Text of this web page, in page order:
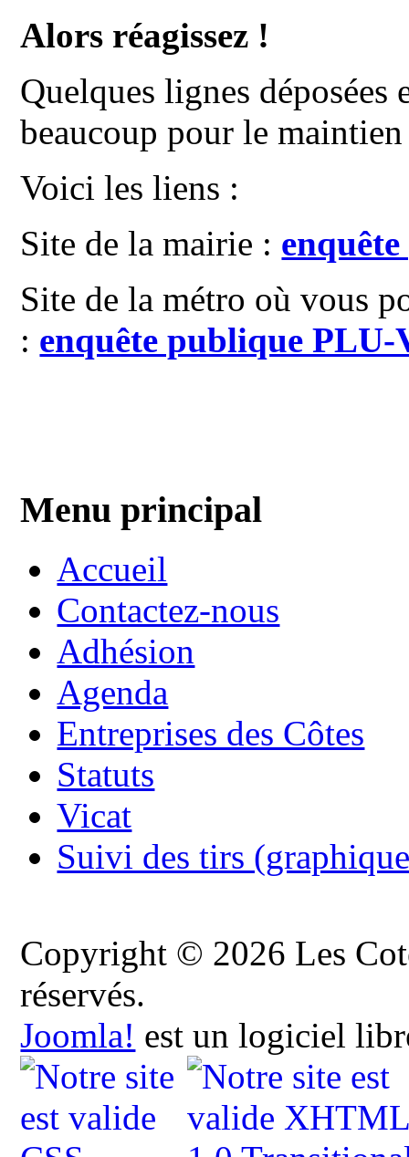
Alors réagissez !
Quelques lignes
beaucoup pour le
Voici les liens :
Site de la mairie :
Site de la métro où vous
: enquête publique PLU-
Menu principal
Accueil
Contactez-nous
Adhésion
Agenda
Entreprises des Côtes
Statuts
Vicat
Suivi des tirs
Copyright © 2026 Les
réservés.
Joomla! est un logiciel